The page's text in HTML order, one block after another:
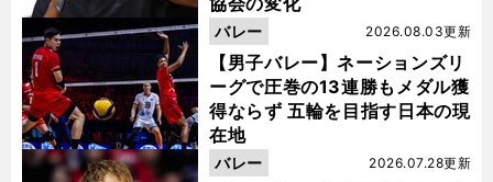
【男子バレー】ネーションズリ
ーグで圧巻の13連勝もメダル獲
得ならず 五輪を目指す日本の現
在地
2026.08.03更新
バレー
2026.07.28更新
バレー